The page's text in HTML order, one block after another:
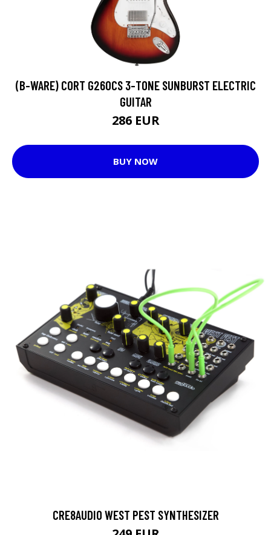
(B-WARE) CORT G260CS 3-TONE SUNBURST ELECTRIC
GUITAR
286 EUR
BUY NOW
CRE8AUDIO WEST PEST SYNTHESIZER